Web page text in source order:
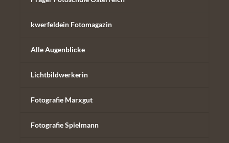
kwerfeldein Fotomagazin
Alle Augenblicke
Lichtbildwerkerin
Fotografie Marxgut
Fotografie Spielmann